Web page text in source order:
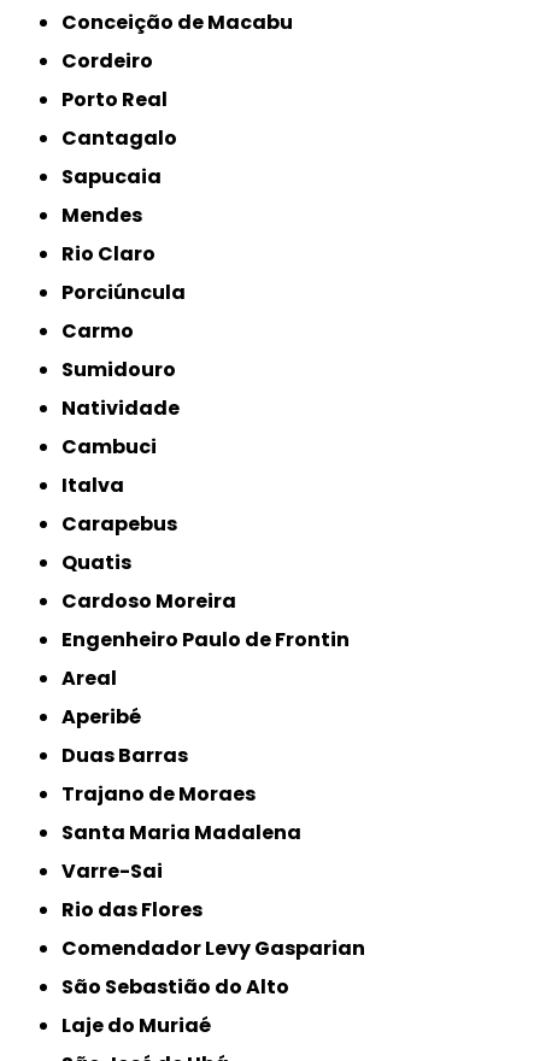
Conceição de Macabu
Cordeiro
Porto Real
Cantagalo
Sapucaia
Mendes
Rio Claro
Porciúncula
Carmo
Sumidouro
Natividade
Cambuci
Italva
Carapebus
Quatis
Cardoso Moreira
Engenheiro Paulo de Frontin
Areal
Aperibé
Duas Barras
Trajano de Moraes
Santa Maria Madalena
Varre-Sai
Rio das Flores
Comendador Levy Gasparian
São Sebastião do Alto
Laje do Muriaé